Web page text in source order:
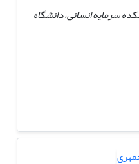
سرمایه انسانی، دانشگاه